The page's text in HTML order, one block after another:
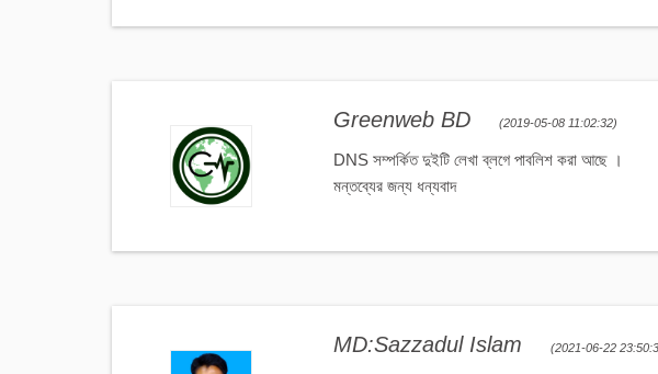
Greenweb BD (2019-05-08 11:02:32)
DNS সম্পর্কিত দুইটি লেখা ব্লগে পাবলিশ করা আছে ।
মন্তব্যের জন্য ধন্যবাদ
MD:Sazzadul Islam (2021-06-22